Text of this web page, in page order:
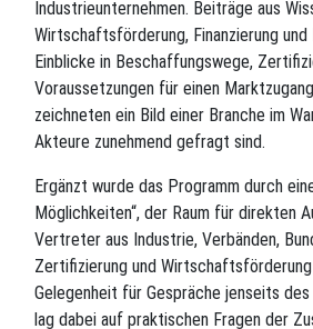
Industrieunternehmen. Beiträge aus
Wirtschaftsförderung, Finanzierung und
Einblicke in Beschaffungswege,
Voraussetzungen für einen
zeichneten ein Bild einer Branche im
Akteure zunehmend gefragt sind.
Ergänzt wurde das Programm durch
Möglichkeiten“, der Raum für direkten
Vertreter aus Industrie, Verbänden,
Zertifizierung und
Gelegenheit für Gespräche jenseits des
lag dabei auf praktischen Fragen der